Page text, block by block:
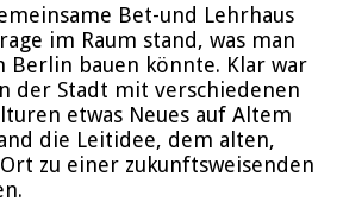
Bet-und Lehrhaus
im Raum stand, was man
bauen könnte. Klar war
der Stadt mit verschiedenen
etwas Neues auf Altem
die Leitidee, dem alten,
zu einer zukunftsweisenden